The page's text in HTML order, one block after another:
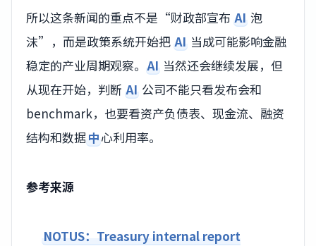
所以这条新闻的重点不是“财政部宣布 AI 泡
沫”，而是政策系统开始把 AI 当成可能影响金融
稳定的产业周期观察。 AI 当然还会继续发展，但
从现在开始，判断 AI 公司不能只看发布会和
benchmark，也要看资产负债表、现金流、融资
结构和数据中心利用率。
参考来源
NOTUS：Treasury internal report